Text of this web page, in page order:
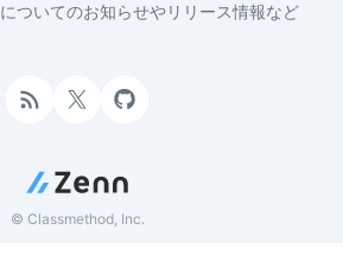
についてのお知らせやリリース情報など
© Classmethod, Inc.